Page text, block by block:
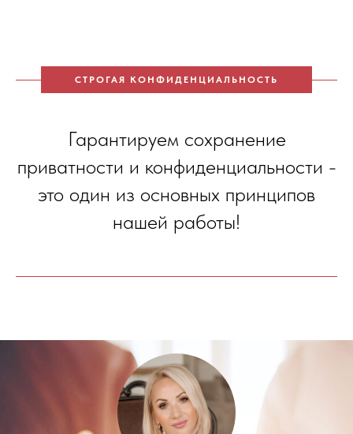
СТРОГАЯ КОНФИДЕНЦИАЛЬНОСТЬ
Гарантируем сохранение
приватности и конфиденциальности -
это один из основных принципов
нашей работы!